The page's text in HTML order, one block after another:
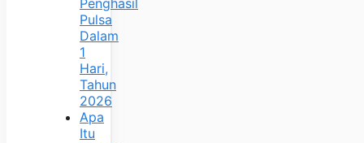
Pulsa
Dalam
1
Hari,
Tahun
2026
Apa
Itu